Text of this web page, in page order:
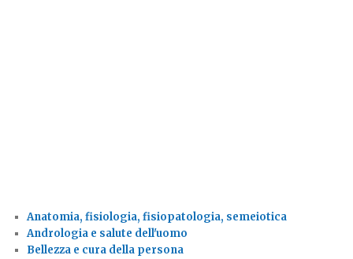
Anatomia, fisiologia, fisiopatologia, semeiotica
Andrologia e salute dell'uomo
Bellezza e cura della persona